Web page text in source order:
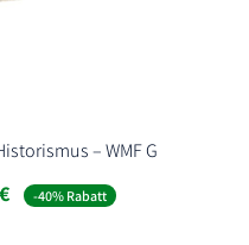
– WMF G
€Aktueller
Preis
-40% Rabatt